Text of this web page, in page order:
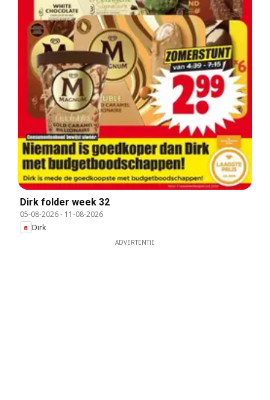
Dirk folder week 32
05-08-2026- 11-08-2026
Dirk
ADVERTENTIE